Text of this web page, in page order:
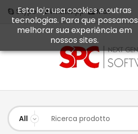
Skype WhatsApp Mail
Esta loja usa cookies e outras
tecnologias. Para que possamos
melhorar sua experiência em
nossos sites.